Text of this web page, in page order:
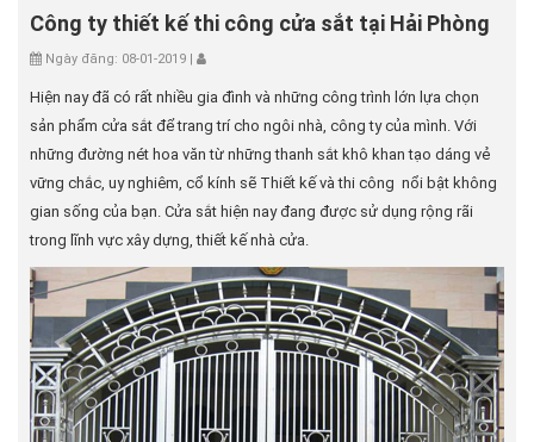
Công ty thiết kế thi công cửa sắt tại Hải Phòng
Ngày đăng: 08-01-2019 |
Hiện nay đã có rất nhiều gia đình và những công trình lớn lựa chọn
sản phẩm cửa sắt để trang trí cho ngôi nhà, công ty của mình. Với
những đường nét hoa văn từ những thanh sắt khô khan tạo dáng vẻ
vững chắc, uy nghiêm, cổ kính sẽ Thiết kế và thi công nổi bật không
gian sống của bạn. Cửa sắt hiện nay đang được sử dụng rộng rãi
trong lĩnh vực xây dựng, thiết kế nhà cửa.